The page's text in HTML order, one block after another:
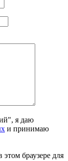
я даю
и принимаю
браузере для